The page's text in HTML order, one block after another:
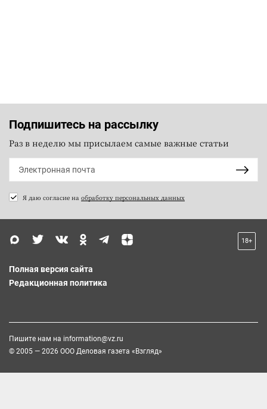
Подпишитесь на рассылку
Раз в неделю мы присылаем самые важные статьи
Я даю согласие на обработку персональных данных
18+
Полная версия сайта
Редакционная политика
Пишите нам на information@vz.ru
© 2005 — 2026 ООО Деловая газета «Взгляд»